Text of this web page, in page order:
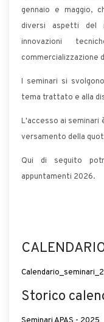
gennaio e maggio,
diversi aspetti del
innovazioni
commercializzazione
I seminari si
tema trattato e alla
L'accesso ai seminari
versamento della
Qui di seguito
appuntamenti 2026.
Storico